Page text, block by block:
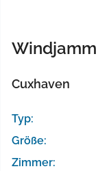
Cuxhaven
Typ:
Größe:
Zimmer: